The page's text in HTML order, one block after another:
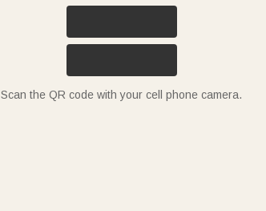
Scan the QR code with your cell phone camera.